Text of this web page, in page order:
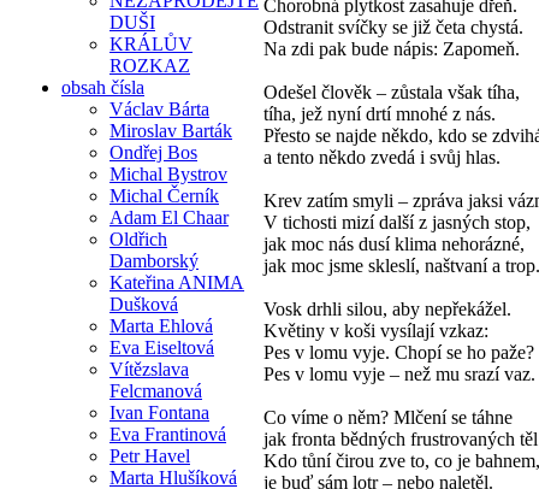
DUŠI
KRÁLŮV
ROZKAZ
obsah čísla
Václav Bárta
Miroslav Barták
Ondřej Bos
Michal Bystrov
Michal Černík
Adam El Chaar
Oldřich
Damborský
Kateřina ANIMA
Dušková
Marta Ehlová
Eva Eiseltová
Vítězslava
Felcmanová
Ivan Fontana
Eva Frantinová
Petr Havel
Marta Hlušíková
Chorobná plytkost zasahuje dřeň.
Odstranit svíčky se již četa chystá.
Na zdi pak bude nápis: Zapomeň.
Odešel člověk – zůstala však tíha,
tíha, jež nyní drtí mnohé z nás.
Přesto se najde někdo, kdo se
a tento někdo zvedá i svůj hlas.
Krev zatím smyli – zpráva jaksi
V tichosti mizí další z jasných stop,
jak moc nás dusí klima nehorázné,
jak moc jsme skleslí, naštvaní a trop.
Vosk drhli silou, aby nepřekážel.
Květiny v koši vysílají vzkaz:
Pes v lomu vyje. Chopí se ho paže?
Pes v lomu vyje – než mu srazí vaz.
Co víme o něm? Mlčení se táhne
jak fronta bědných frustrovaných
Kdo tůní čirou zve to, co je bahnem,
je buď sám lotr – nebo naletěl.